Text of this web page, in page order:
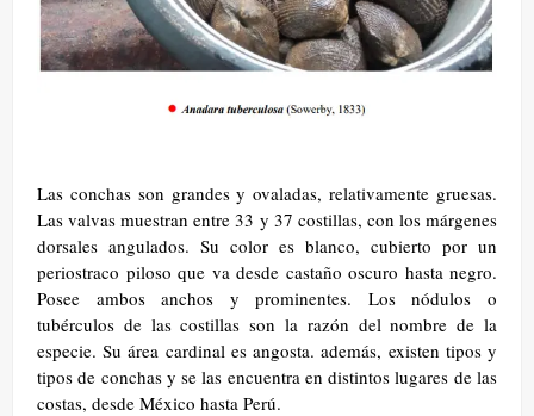
Las conchas son grandes y ovaladas, relativamente gruesas.
Las valvas muestran entre 33 y 37 costillas, con los márgenes
dorsales angulados. Su color es blanco, cubierto por un
periostraco piloso que va desde castaño oscuro hasta negro.
Posee ambos anchos y prominentes. Los nódulos o
tubérculos de las costillas son la razón del nombre de la
especie. Su área cardinal es angosta. además, existen tipos y
tipos de conchas y se las encuentra en distintos lugares de las
costas, desde México hasta Perú.